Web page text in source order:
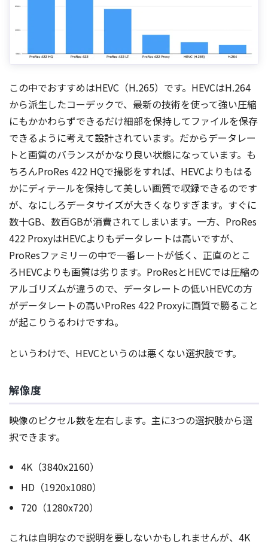
この中でおすすめはHEVC（H.265）です。HEVCはH.264
から派生したコーデックで、最新の技術を使って強い圧縮
にもかかわらずできるだけ細部を保持してファイルを保存
できるように考えて設計されています。だからデータレー
トと画質のバランスがかなり良い状態になっています。も
ちろんProRes 422 HQで撮影をすれば、HEVCよりもはる
かにディテールを保持して美しい画質で収録できるのです
が、なにしろデータサイズが大きくなりすぎます。すぐに
数十GB、数百GBが消費されてしまいます。一方、ProRes
422 ProxyはHEVCよりもデータレートは高いですが、
ProResファミリーの中で一番レートが低く、正直のとこ
ろHEVCよりも画質は劣ります。ProResとHEVCでは圧縮の
アルゴリズムが違うので、データレートの低いHEVCの方
がデータレートの高いProRes 422 Proxyに画質で勝ること
が起こりうるわけですね。
というわけで、HEVCというのは悪くない選択肢です。
解像度
映像のピクセル数を左右します。主に3つの選択肢から選
択できます。
4K（3840x2160）
HD（1920x1080）
720（1280x720）
これは自明なので説明を要しないかもしれませんが、4K